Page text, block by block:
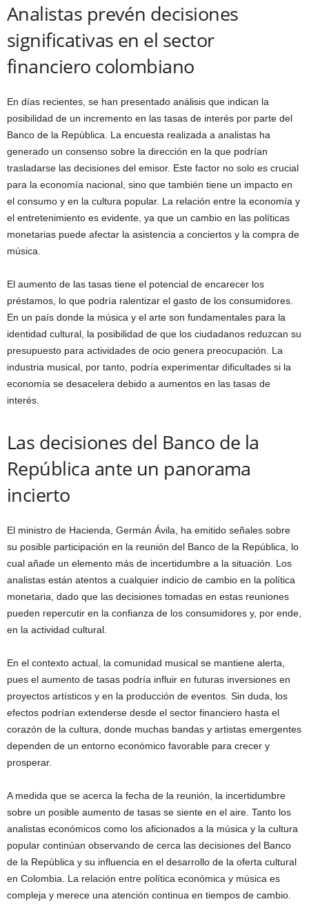
Analistas prevén decisiones
significativas en el sector
financiero colombiano
En días recientes, se han presentado análisis que indican la
posibilidad de un incremento en las tasas de interés por parte del
Banco de la República. La encuesta realizada a analistas ha
generado un consenso sobre la dirección en la que podrían
trasladarse las decisiones del emisor. Este factor no solo es crucial
para la economía nacional, sino que también tiene un impacto en
el consumo y en la cultura popular. La relación entre la economía y
el entretenimiento es evidente, ya que un cambio en las políticas
monetarias puede afectar la asistencia a conciertos y la compra de
música.
El aumento de las tasas tiene el potencial de encarecer los
préstamos, lo que podría ralentizar el gasto de los consumidores.
En un país donde la música y el arte son fundamentales para la
identidad cultural, la posibilidad de que los ciudadanos reduzcan su
presupuesto para actividades de ocio genera preocupación. La
industria musical, por tanto, podría experimentar dificultades si la
economía se desacelera debido a aumentos en las tasas de
interés.
Las decisiones del Banco de la
República ante un panorama
incierto
El ministro de Hacienda, Germán Ávila, ha emitido señales sobre
su posible participación en la reunión del Banco de la República, lo
cual añade un elemento más de incertidumbre a la situación. Los
analistas están atentos a cualquier indicio de cambio en la política
monetaria, dado que las decisiones tomadas en estas reuniones
pueden repercutir en la confianza de los consumidores y, por ende,
en la actividad cultural.
En el contexto actual, la comunidad musical se mantiene alerta,
pues el aumento de tasas podría influir en futuras inversiones en
proyectos artísticos y en la producción de eventos. Sin duda, los
efectos podrían extenderse desde el sector financiero hasta el
corazón de la cultura, donde muchas bandas y artistas emergentes
dependen de un entorno económico favorable para crecer y
prosperar.
A medida que se acerca la fecha de la reunión, la incertidumbre
sobre un posible aumento de tasas se siente en el aire. Tanto los
analistas económicos como los aficionados a la música y la cultura
popular continúan observando de cerca las decisiones del Banco
de la República y su influencia en el desarrollo de la oferta cultural
en Colombia. La relación entre política económica y música es
compleja y merece una atención continua en tiempos de cambio.